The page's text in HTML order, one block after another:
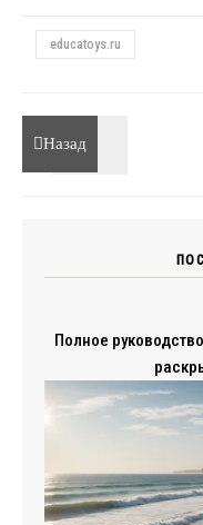
educatoys.ru
Назад
Полное